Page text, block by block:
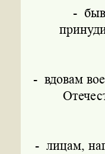
-
- вдовам
- лицам,